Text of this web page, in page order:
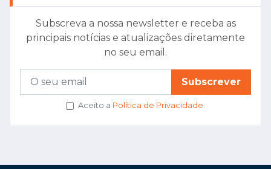
Subscreva a nossa newsletter e receba as
principais notícias e atualizações diretamente
no seu email.
Subscrever
Aceito a Política de Privacidade